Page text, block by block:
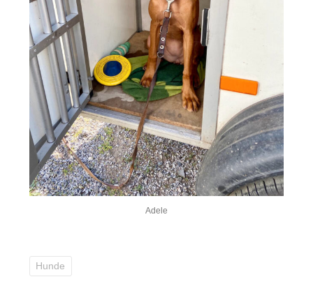
Adele
Hunde